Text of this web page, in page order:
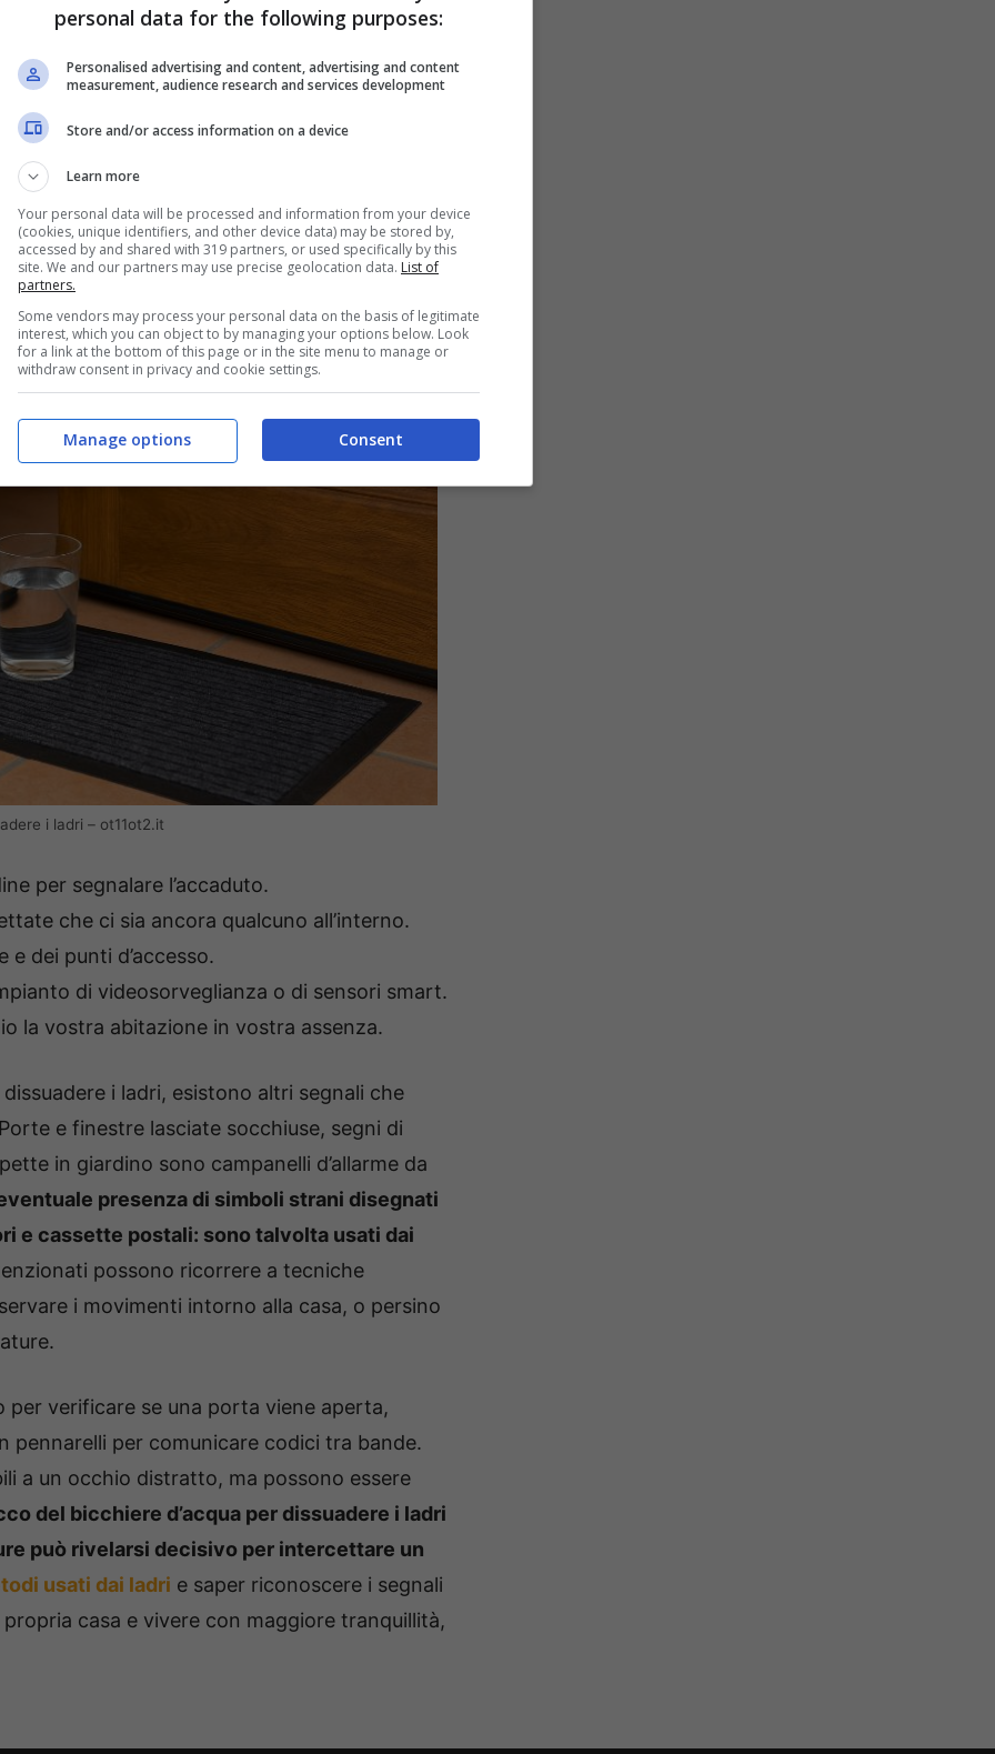
d’acqua per
più avanzati, ma è un’aggiunta
vostra abitazione. Se tornando a casa
è possibile che qualcuno abbia
è fondamentale agire con prontezza:
i ladri – ot11ot2.it
per segnalare l’accaduto.
che ci sia ancora qualcuno all’interno.
dei punti d’accesso.
di videosorveglianza o di sensori smart.
la vostra abitazione in vostra assenza.
i ladri, esistono altri segnali che
e finestre lasciate socchiuse, segni di
in giardino sono campanelli d’allarme da
presenza di simboli strani disegnati
e cassette postali: sono talvolta usati dai
possono ricorrere a tecniche
i movimenti intorno alla casa, o persino
verificare se una porta viene aperta,
per comunicare codici tra bande.
a un occhio distratto, ma possono essere
del bicchiere d’acqua per dissuadere i ladri
può rivelarsi decisivo per intercettare un
usati dai ladri e saper riconoscere i segnali
casa e vivere con maggiore tranquillità,
personal data for the following purposes:
Personalised advertising and content, advertising and content
measurement, audience research and services development
Store and/or access information on a device
Learn more
Your personal data will be processed and information from your device
(cookies, unique identifiers, and other device data) may be stored by,
accessed by and shared with 319 partners, or used specifically by this
site. We and our partners may use precise geolocation data. List of
partners.
Some vendors may process your personal data on the basis of legitimate
interest, which you can object to by managing your options below. Look
for a link at the bottom of this page or in the site menu to manage or
withdraw consent in privacy and cookie settings.
Consent
Manage options